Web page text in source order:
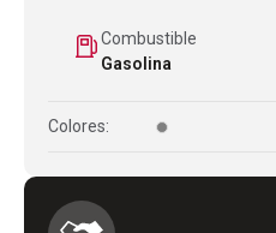
Combustible
Gasolina
Colores: